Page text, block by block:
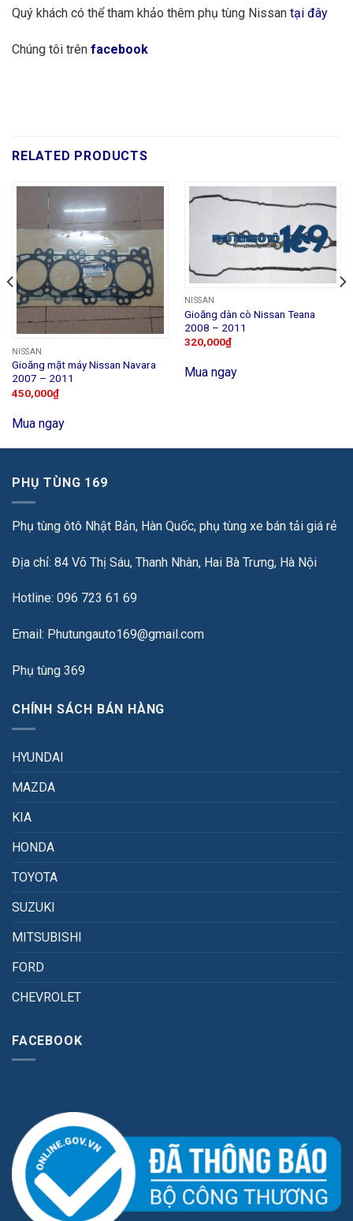
Quý khách có thể tham khảo thêm phụ tùng Nissan tại đây
Chúng tôi trên facebook
RELATED PRODUCTS
NISSAN
Gioăng mặt máy Nissan Navara
2007 – 2011
450,000₫
Mua ngay
NISSAN
Gioăng dàn cò Nissan Teana
2008 – 2011
320,000₫
Mua ngay
PHỤ TÙNG 169
Phụ tùng ôtô Nhật Bản, Hàn Quốc, phụ tùng xe bán tải giá rẻ
Địa chỉ: 84 Võ Thị Sáu, Thanh Nhàn, Hai Bà Trưng, Hà Nội
Hotline: 096 723 61 69
Email: Phutungauto169@gmail.com
Phụ tùng 369
CHÍNH SÁCH BÁN HÀNG
HYUNDAI
MAZDA
KIA
HONDA
TOYOTA
SUZUKI
MITSUBISHI
FORD
CHEVROLET
FACEBOOK